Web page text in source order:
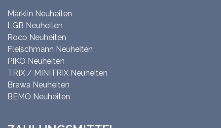
Märklin Neuheiten
LGB Neuheiten
Roco Neuheiten
Fleischmann Neuheiten
PIKO Neuheiten
TRIX / MINITRIX Neuheiten
Brawa Neuheiten
BEMO Neuheiten